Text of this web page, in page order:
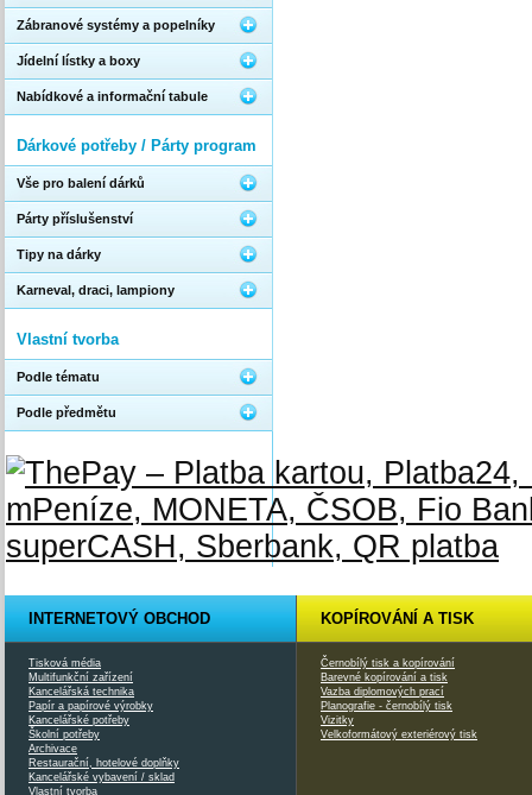
Zábranové systémy a popelníky
Jídelní lístky a boxy
Nabídkové a informační tabule
Dárkové potřeby / Párty program
Vše pro balení dárků
Párty příslušenství
Tipy na dárky
Karneval, draci, lampiony
Vlastní tvorba
Podle tématu
Podle předmětu
INTERNETOVÝ OBCHOD
Tisková média
Multifunkční zařízení
Kancelářská technika
Papír a papírové výrobky
Kancelářské potřeby
Školní potřeby
Archivace
Restaurační, hotelové doplňky
Kancelářské vybavení / sklad
Vlastní tvorba
KOPÍROVÁNÍ A TISK
Černobílý tisk a kopírování
Barevné kopírování a tisk
Vazba diplomových prací
Planografie - černobílý tisk
Vizitky
Velkoformátový exteriérový tisk